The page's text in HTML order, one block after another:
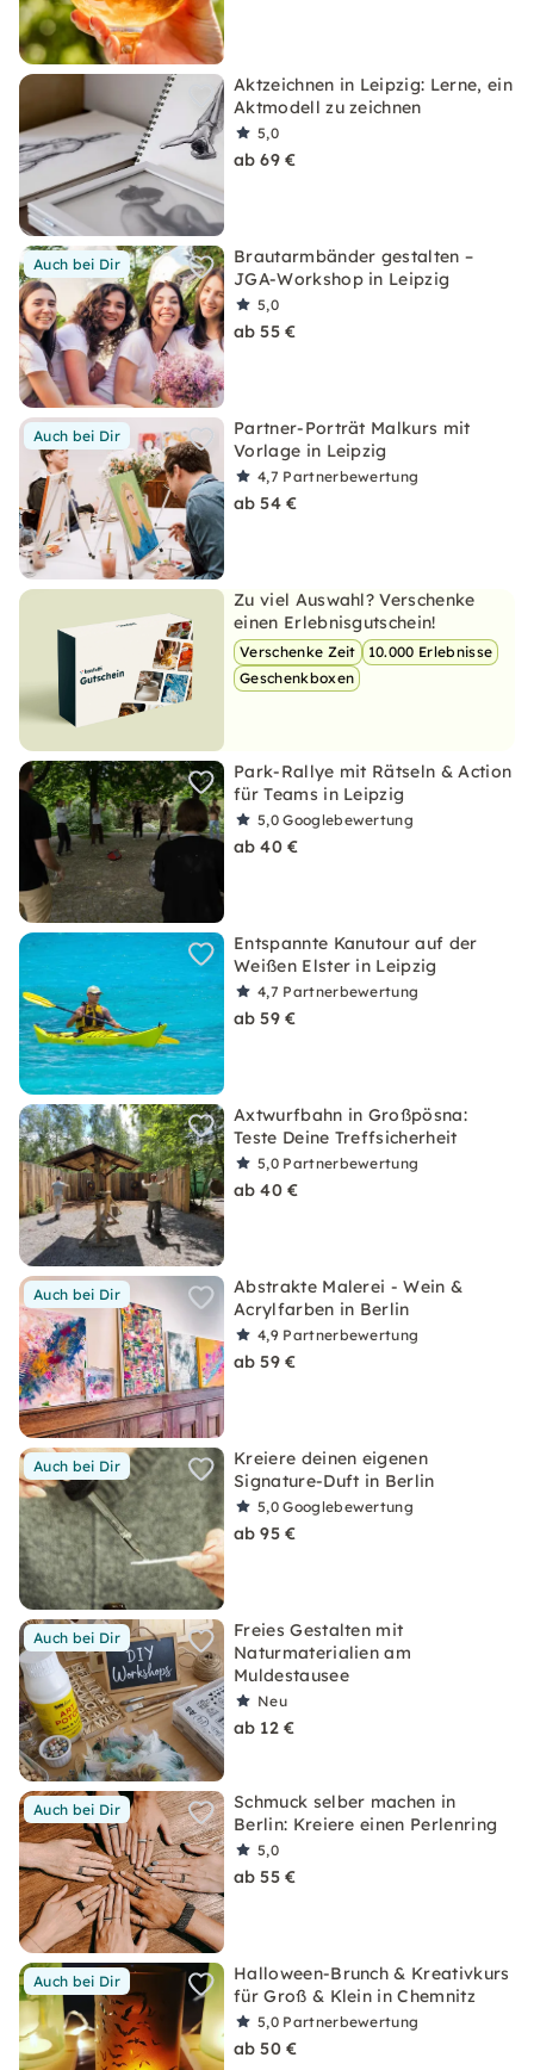
Aktzeichnen in Leipzig: Lerne, ein
Aktmodell zu zeichnen
5,0
ab 69 €
Auch bei Dir
Brautarmbänder gestalten –
JGA-Workshop in Leipzig
5,0
ab 55 €
Auch bei Dir
Partner-Porträt Malkurs mit
Vorlage in Leipzig
4,7 Partnerbewertung
ab 54 €
Zu viel Auswahl? Verschenke
einen Erlebnisgutschein!
Verschenke Zeit
10.000 Erlebnisse
Geschenkboxen
Park-Rallye mit Rätseln & Action
für Teams in Leipzig
5,0Googlebewertung
ab 40 €
Entspannte Kanutour auf der
Weißen Elster in Leipzig
4,7 Partnerbewertung
ab 59 €
Axtwurfbahn in Großpösna:
Teste Deine Treffsicherheit
5,0 Partnerbewertung
ab 40 €
Auch bei Dir
Abstrakte Malerei - Wein &
Acrylfarben in Berlin
4,9 Partnerbewertung
ab 59 €
Auch bei Dir
Kreiere deinen eigenen
Signature-Duft in Berlin
5,0Googlebewertung
ab 95 €
Auch bei Dir
Freies Gestalten mit
Naturmaterialien am
Muldestausee
Neu
ab 12 €
Auch bei Dir
Schmuck selber machen in
Berlin: Kreiere einen Perlenring
5,0
ab 55 €
Auch bei Dir
Halloween-Brunch & Kreativkurs
für Groß & Klein in Chemnitz
5,0 Partnerbewertung
ab 50 €